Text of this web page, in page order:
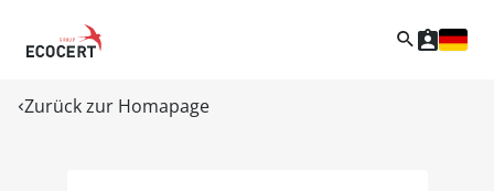
Zurück zur Homapage